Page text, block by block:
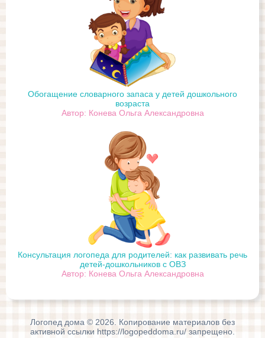
Обогащение словарного запаса у детей дошкольного
возраста
Автор: Конева Ольга Александровна
Консультация логопеда для родителей: как развивать речь
детей-дошкольников с ОВЗ
Автор: Конева Ольга Александровна
Логопед дома © 2026. Копирование материалов без
активной ссылки https://logopeddoma.ru/ запрещено.